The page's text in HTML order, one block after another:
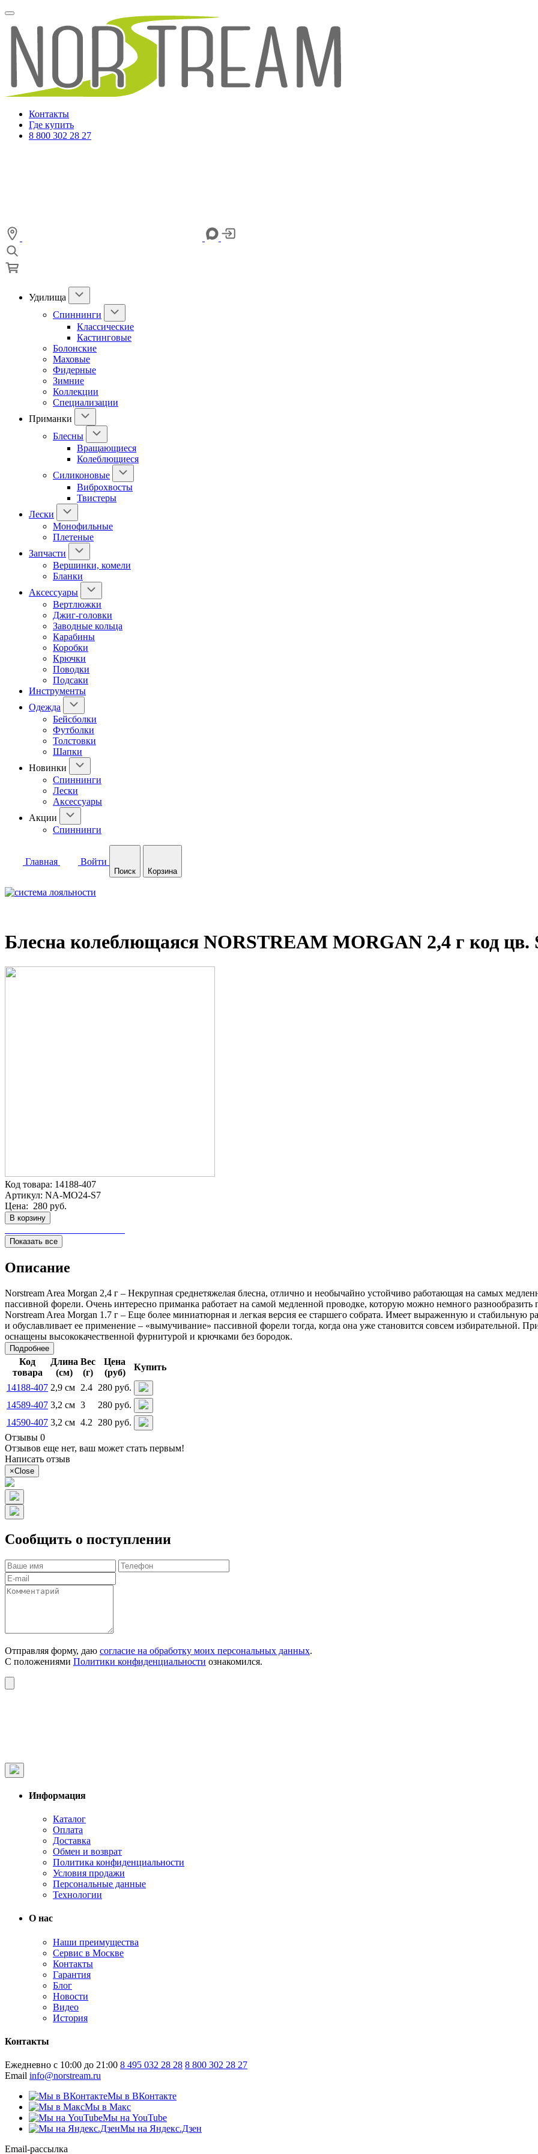
Контакты
Где купить
8 800 302 28 27
Удилища
Спиннинги
Классические
Кастинговые
Болонские
Маховые
Фидерные
Зимние
Коллекции
Специализации
Приманки
Блесны
Вращающиеся
Колеблющиеся
Силиконовые
Виброхвосты
Твистеры
Лески
Монофильные
Плетеные
Запчасти
Вершинки, комели
Бланки
Аксессуары
Вертлюжки
Джиг-головки
Заводные кольца
Карабины
Коробки
Крючки
Поводки
Подсаки
Инструменты
Одежда
Бейсболки
Футболки
Толстовки
Шапки
Новинки
Спиннинги
Лески
Аксессуары
Акции
Спиннинги
Главная Войти
Поиск Корзина
Блесна колеблющаяся NORSTREAM MORGAN 2,4 г код цв.
Код товара: 14188-407
Артикул: NA-MO24-S7
Цена: 280 руб.
В корзину
Показать все
Описание
Norstream Area Morgan 2,4 г – Некрупная среднетяжелая блесна, отлично и необычайно устойчиво работающая на самых
пассивной форели. Очень интересно приманка работает на самой медленной проводке, которую можно немного
Norstream Area Morgan 1.7 г – Еще более миниатюрная и легкая версия ее старшего собрата. Имеет выраженную и стабильную
и обуславливает ее применение – «вымучивание» пассивной форели тогда, когда она уже становится совсем избирательной.
оснащены высококачественной фурнитурой и крючками без бородок.
Подробнее
Код
товара
Длина
(см)
Вес
(г)
Цена
(руб)
Купить
14188-407 2,9 см 2.4 280 руб.
14589-407 3,2 см 3
280 руб.
14590-407 3,2 см 4.2
280 руб.
Отзывы 0
Отзывов еще нет, ваш может стать первым!
Написать отзыв
×Close
Сообщить о поступлении
Отправляя форму, даю согласие на обработку моих персональных данных.
С положениями Политики конфиденциальности ознакомился.
Информация
Каталог
Оплата
Доставка
Обмен и возврат
Политика конфиденциальности
Условия продажи
Персональные данные
Технологии
О нас
Наши преимущества
Сервис в Москве
Контакты
Гарантия
Блог
Новости
Видео
История
Контакты
Ежедневно с 10:00 до 21:00 8 495 032 28 28 8 800 302 28 27
Email info@norstream.ru
Мы в ВКонтакте
Мы в Макс
Мы на YouTube
Мы на Яндекс.Дзен
Email-рассылка